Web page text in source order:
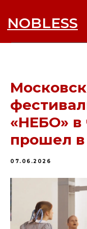
NOBLESS
«НЕБО» в
прошел
07.06.2026